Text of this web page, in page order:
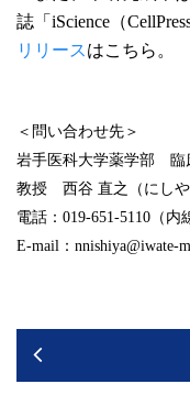
誌「iScience（
リリースはこちら。
＜問い合わせ先＞
岩手医科大学薬学部 臨
教授 西谷 直之（にしや
電話：019-651-5110（内
E-mail：nnishiya@iwate-